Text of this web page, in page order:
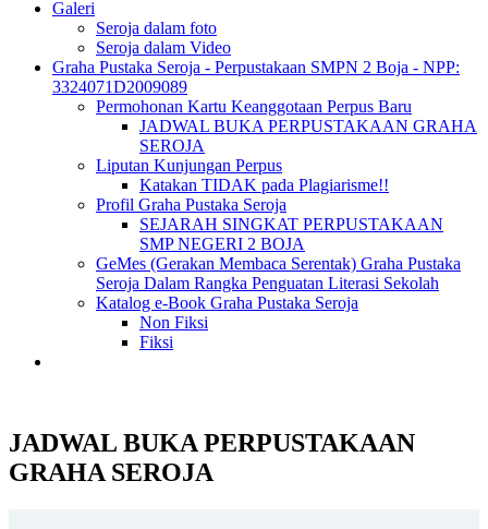
Galeri
Seroja dalam foto
Seroja dalam Video
Graha Pustaka Seroja - Perpustakaan SMPN 2 Boja - NPP:
3324071D2009089
Permohonan Kartu Keanggotaan Perpus Baru
JADWAL BUKA PERPUSTAKAAN GRAHA
SEROJA
Liputan Kunjungan Perpus
Katakan TIDAK pada Plagiarisme!!
Profil Graha Pustaka Seroja
SEJARAH SINGKAT PERPUSTAKAAN
SMP NEGERI 2 BOJA
GeMes (Gerakan Membaca Serentak) Graha Pustaka
Seroja Dalam Rangka Penguatan Literasi Sekolah
Katalog e-Book Graha Pustaka Seroja
Non Fiksi
Fiksi
JADWAL BUKA PERPUSTAKAAN
GRAHA SEROJA